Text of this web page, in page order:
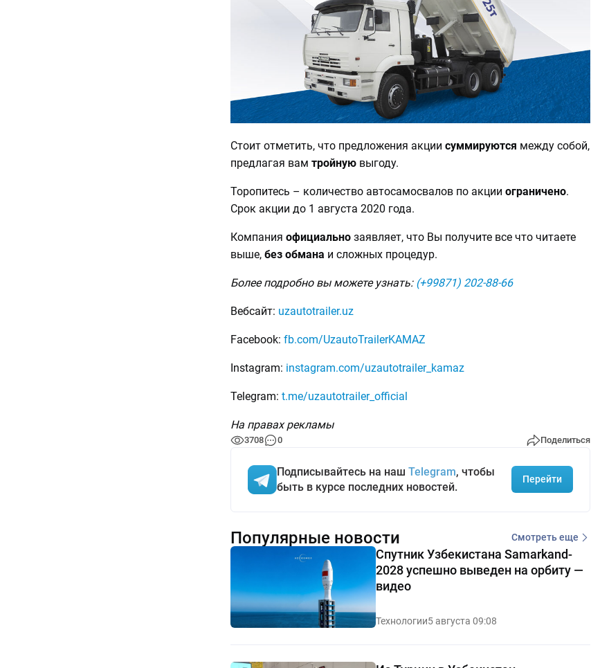
Стоит отметить, что предложения акции суммируются между собой,
предлагая вам тройнуювыгоду.
Торопитесь – количество автосамосвалов по акции ограничено.
Срок акции до 1 августа 2020 года.
Компания официальнозаявляет, что Вы получите все что читаете
выше, без обмана и сложных процедур.
Более подробно вы можете узнать: (+99871) 202-88-66
Вебсайт: uzautotrailer.uz
Facebook: fb.com/UzautoTrailerKAMAZ
Instagram: instagram.com/uzautotrailer_kamaz
Telegram: t.me/uzautotrailer_official
На правах рекламы
3708 0 Поделиться
Подписывайтесь на наш Telegram, чтобы
быть в курсе последних новостей.
Перейти
Популярные новости Смотреть еще
Спутник Узбекистана Samarkand-
2028 успешно выведен на орбиту —
видео
Технологии5 августа 09:08